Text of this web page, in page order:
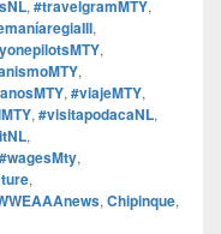
, #travelgramMTY,
,
,
,
, #viajeMTY,
, #visitapodacaNL,
,
#wagesMty,
,
, Chipinque,